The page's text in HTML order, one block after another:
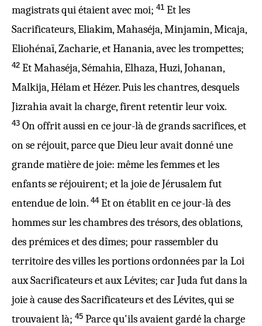
magistrats qui étaient avec moi; 41 Et les
Sacrificateurs, Eliakim, Mahaséja, Minjamin, Micaja,
Eliohénaï, Zacharie, et Hanania, avec les trompettes;
42 Et Mahaséja, Sémahia, Elhaza, Huzi, Johanan,
Malkija, Hélam et Hézer. Puis les chantres, desquels
Jizrahia avait la charge, firent retentirleur voix.
43 On offrit aussi en ce jour-là de grands sacrifices, et
on se réjouit, parce que Dieu leur avait donné une
grandematièrede joie: même les femmes et les
enfants se réjouirent; et la joie de Jérusalem fut
entendue de loin. 44 Et on établit en ce jour-là des
hommes sur les chambres des trésors, des oblations,
des prémices et des dîmes; pour rassembler du
territoire des villes les portions ordonnées par la Loi
aux Sacrificateurs et aux Lévites; car Juda fut dans la
joie à cause des Sacrificateurs et des Lévites, qui se
trouvaient là; 45 Parce qu'ils avaient gardé la charge